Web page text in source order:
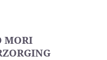
MORI